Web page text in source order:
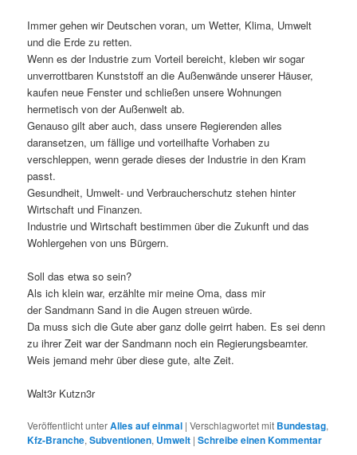
Immer gehen wir Deutschen voran, um Wetter, Klima, Umwelt
und die Erde zu retten.
Wenn es der Industrie zum Vorteil bereicht, kleben wir sogar
unverrottbaren Kunststoff an die Außenwände unserer Häuser,
kaufen neue Fenster und schließen unsere Wohnungen
hermetisch von der Außenwelt ab.
Genauso gilt aber auch, dass unsere Regierenden alles
daransetzen, um fällige und vorteilhafte Vorhaben zu
verschleppen, wenn gerade dieses der Industrie in den Kram
passt.
Gesundheit, Umwelt- und Verbraucherschutz stehen hinter
Wirtschaft und Finanzen.
Industrie und Wirtschaft bestimmen über die Zukunft und das
Wohlergehen von uns Bürgern.
Soll das etwa so sein?
Als ich klein war, erzählte mir meine Oma, dass mir
der Sandmann Sand in die Augen streuen würde.
Da muss sich die Gute aber ganz dolle geirrt haben. Es sei denn
zu ihrer Zeit war der Sandmann noch ein Regierungsbeamter.
Weis jemand mehr über diese gute, alte Zeit.
Walt3r Kutzn3r
Veröffentlicht unterAlles auf einmal |Verschlagwortet mit Bundestag,
Kfz-Branche,Subventionen, Umwelt |Schreibe einen Kommentar